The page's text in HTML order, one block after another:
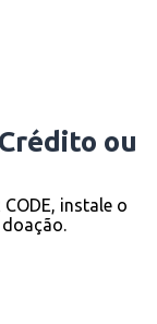
ou
instale o
doação.